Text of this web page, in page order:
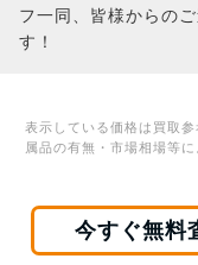
フ一同、皆様からの
す！
表示している価格は買取
属品の有無・市場相場等に
今すぐ無料